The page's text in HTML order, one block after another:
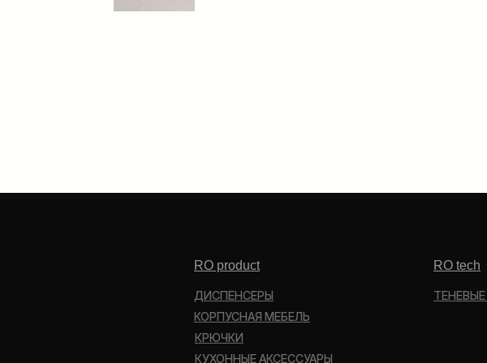
RO tech
RO product
ДИСПЕНСЕРЫ
КРЮЧКИ
КОРПУСНАЯ МЕБЕЛЬ
КУХОННЫЕ АКСЕССУАРЫ